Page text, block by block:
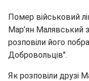
Помер військовий
Мар’ян Малявський
розповіли його
Добровольців".
Як розповіли друзі